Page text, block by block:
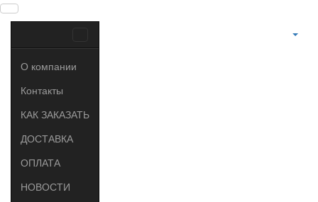
О компании
Контакты
КАК ЗАКАЗАТЬ
ДОСТАВКА
ОПЛАТА
НОВОСТИ